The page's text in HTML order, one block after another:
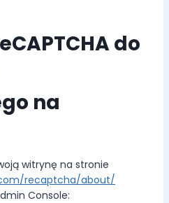
do
na
witrynę na stronie
recaptcha/about/
Console: